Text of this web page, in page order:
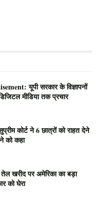
यूपी सरकार के विज्ञापनों
मीडिया तक प्रचार
कोर्ट ने 6 छात्रों को राहत देने
को कहा
पर अमेरिका का बड़ा
को घेरा